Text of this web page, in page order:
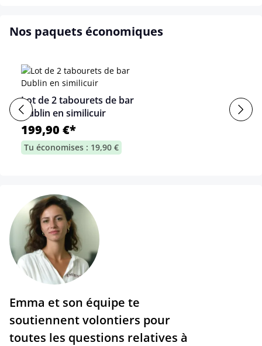
Nos paquets économiques
Lot de 2 tabourets de bar
Dublin en similicuir
199,90 €*
Tu économises : 19,90 €
Emma et son équipe te
soutiennent volontiers pour
toutes les questions relatives à